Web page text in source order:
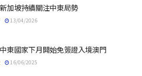
加坡持續關注中東局勢
13/04/2026
東國家下月開始免簽證入境澳門
16/06/2025